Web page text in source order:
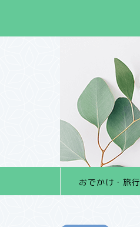
おでかけ・旅行